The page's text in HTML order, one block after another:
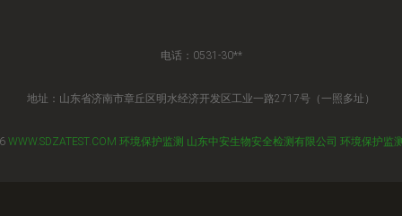
电话：0531-30**
地址：山东省济南市章丘区明水经济开发区工业一路2717号（一照多址）
WWW.SDZATEST.COM 环境保护监测 山东中安生物安全检测有限公司 环境保护监测